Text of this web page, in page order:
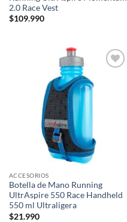
2.0 Race Vest
$109.990
ACCESORIOS
Botella de Mano Running
UltrAspire 550 Race Handheld
550 ml Ultraligera
$21.990